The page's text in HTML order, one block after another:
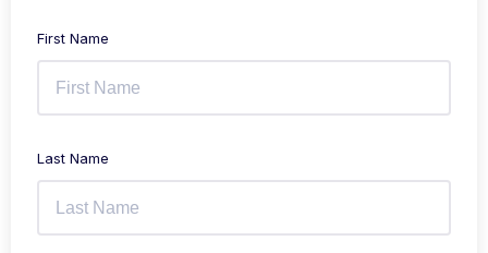
First Name
Last Name